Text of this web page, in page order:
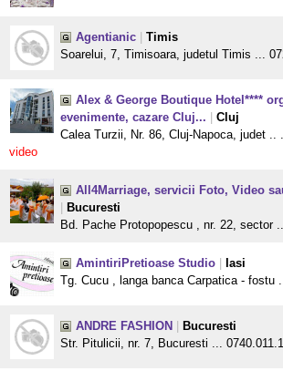
Agentianic
Timis
Soarelui, 7, Timisoara, judetul Timis ...
Alex & George Boutique Hotel****
evenimente, cazare Cluj...
Cluj
Calea Turzii, Nr. 86, Cluj-Napoca, judet ..
video
All4Marriage, servicii Foto, Video
Bucuresti
Bd. Pache Protopopescu , nr. 22, sector
AmintiriPretioase Studio
Iasi
Tg. Cucu , langa banca Carpatica - fostu
ANDRE FASHION
Bucuresti
Str. Pitulicii, nr. 7, Bucuresti ...